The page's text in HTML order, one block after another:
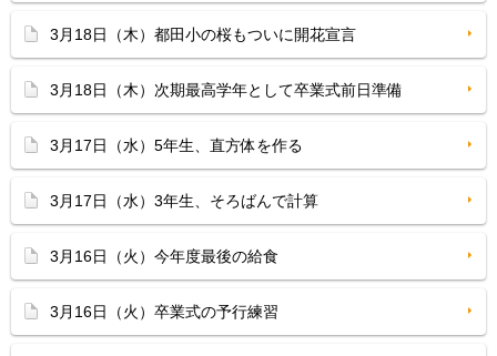
3月18日（木）都田小の桜もついに開花宣言
3月18日（木）次期最高学年として卒業式前日準備
3月17日（水）5年生、直方体を作る
3月17日（水）3年生、そろばんで計算
3月16日（火）今年度最後の給食
3月16日（火）卒業式の予行練習